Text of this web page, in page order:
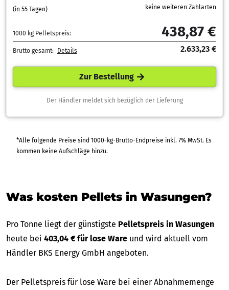
(in 55 Tagen)
keine weiteren Zahlarten
1000 kg Pelletspreis: 438,87 €
Brutto gesamt: Details 2.633,23 €
Zur Bestellung
Der Händler meldet sich bezüglich der Lieferung
*Alle folgende Preise sind 1000-kg-Brutto-Endpreise inkl. 7% MwSt. Es
kommen keine Aufschläge hinzu.
Was kosten Pellets in Wasungen?
Pro Tonne liegt der günstigste Pelletspreis in Wasungen
heute bei 403,04 € für lose Ware und wird aktuell vom
Händler BKS Energy GmbH angeboten.
Der Pelletspreis für lose Ware bei einer Abnahmemenge